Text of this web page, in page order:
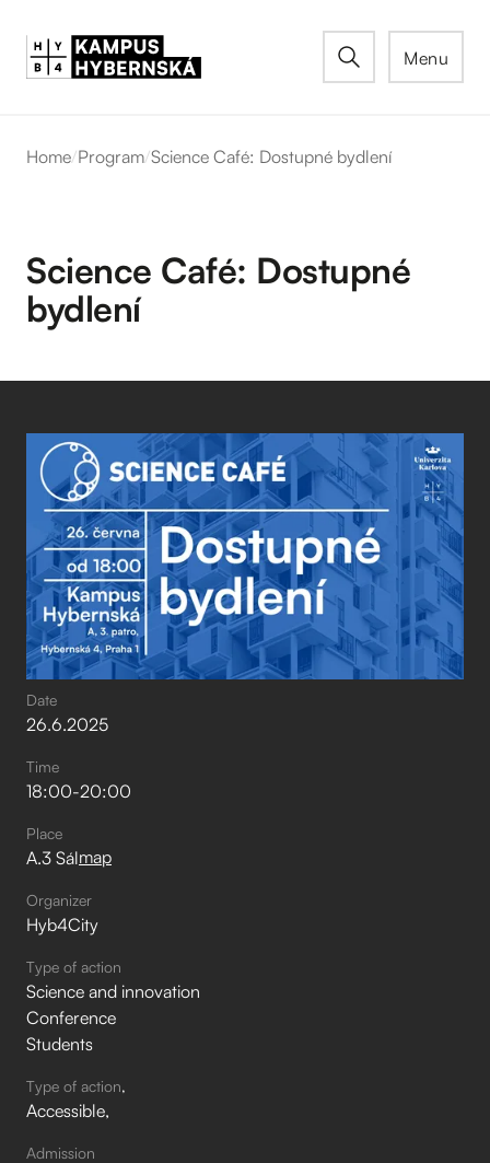
Menu
Home/Program/Science Café: Dostupné bydlení
Science Café: Dostupné
bydlení
Date
26.6.2025
Time
18:00-20:00
Place
A.3 Sálmap
Organizer
Hyb4City
Type of action
Science and innovation
Conference
Students
Type of action
Accessible
Admission